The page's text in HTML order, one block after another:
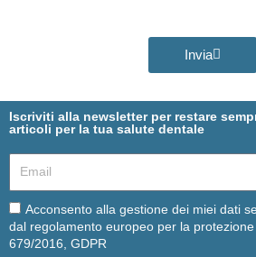
Invia
Iscriviti alla newsletter per restare
articoli per la tua salute dentale
Email
Email
Acconsento alla gestione dei miei dati
dal regolamento europeo per la protezione
679/2016, GDPR